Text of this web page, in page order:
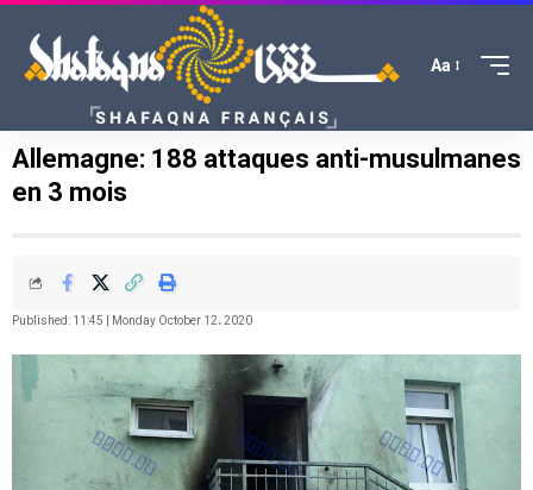
Aa
Allemagne: 188 attaques anti-musulmanes
en 3 mois
Published: 11:45 | Monday October 12، 2020